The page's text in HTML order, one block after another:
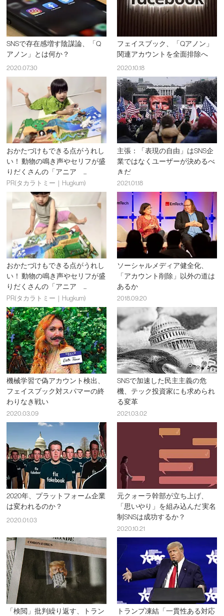
SNSで存在感増す陰謀論、「Q
アノン」とは何か？
2020.07.30
フェイスブック、「Qアノン」
関連アカウントを全面排除へ
2020.10.18
おかたづけもできる点がうれし
い！ 動物の鳴き声やセリフが盛
りだくさんの「アニア ...
PR(タカラトミー｜Hugkum)
主張：「表現の自由」はSNS企
業ではなくユーザーが決めるべ
きだ
2021.01.18
おかたづけもできる点がうれし
い！ 動物の鳴き声やセリフが盛
りだくさんの「アニア ...
PR(タカラトミー｜Hugkum)
ソーシャルメディア健全化、
「アカウント削除」以外の道は
あるか
2018.09.20
機械学習で偽アカウント検出、
フェイスブック対スパマーの終
わりなき戦い
2020.03.09
SNSで加速した民主主義の危
機、テック投資家にも求められ
る変革
2021.03.02
2020年、プラットフォーム企業
は変われるのか？
2020.01.03
元クォーラ幹部が立ち上げ、
「思いやり」を組み込んだ 実名
制SNSは成功するか？
2020.10.21
「検閲」批判繰り返す、トラン
トランプ凍結「一貫性ある対応